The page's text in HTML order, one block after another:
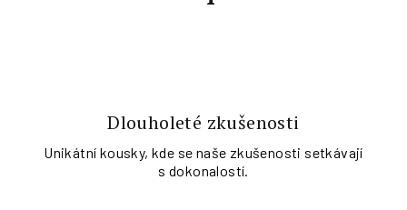
Dlouholeté zkušenosti
Unikátní kousky, kde se naše zkušenosti setkávají
s dokonalostí.